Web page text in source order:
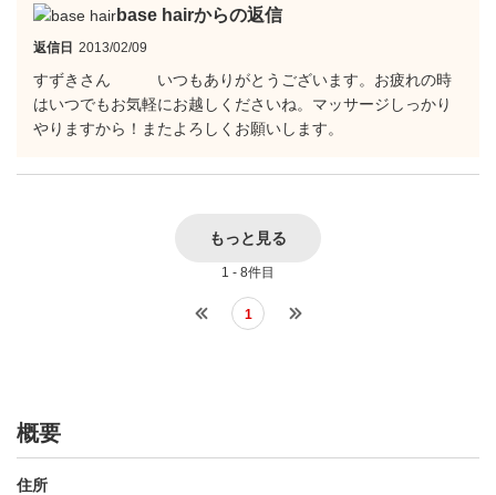
base hairからの返信
返信日 2013/02/09
すずきさん いつもありがとうございます。お疲れの時
はいつでもお気軽にお越しくださいね。マッサージしっかり
やりますから！またよろしくお願いします。
もっと見る
1 - 8件目
1
概要
住所